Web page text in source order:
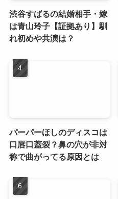
渋谷すばるの結婚相手・嫁
は青山玲子【証拠あり】馴
れ初めや共演は？
パーパーほしのディスコは
口唇口蓋裂？鼻の穴が非対
称で曲がってる原因とは